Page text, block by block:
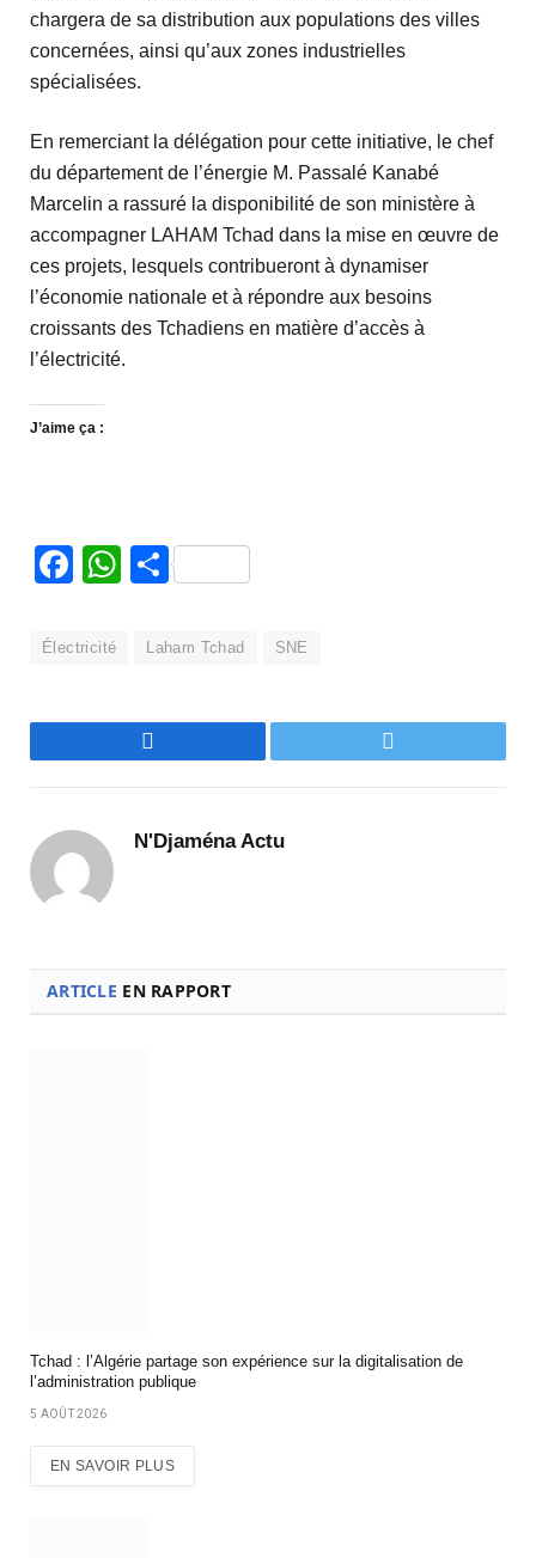
chargera de sa distribution aux populations des villes
concernées, ainsi qu’aux zones industrielles
spécialisées.
En remerciant la délégation pour cette initiative, le chef
du département de l’énergie M. Passalé Kanabé
Marcelin a rassuré la disponibilité de son ministère à
accompagner LAHAM Tchad dans la mise en œuvre de
ces projets, lesquels contribueront à dynamiser
l’économie nationale et à répondre aux besoins
croissants des Tchadiens en matière d’accès à
l’électricité.
J’aime ça :
Facebook
WhatsApp
Partager
Électricité Laham Tchad SNE
Facebook Twitter
N'Djaména Actu
ARTICLE EN RAPPORT
Tchad : l’Algérie partage son expérience sur la digitalisation de
l’administration publique
5 AOÛT 2026
EN SAVOIR PLUS